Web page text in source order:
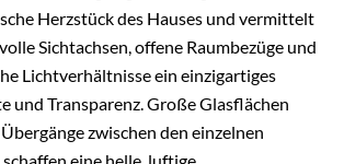
Herzstück des Hauses und vermittelt
Sichtachsen, offene Raumbezüge und
Lichtverhältnisse ein einzigartiges
und Transparenz. Große Glasflächen
zwischen den einzelnen